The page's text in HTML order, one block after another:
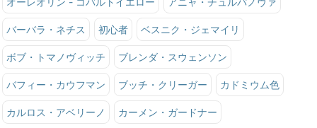
バーバラ・ネチス 初心者 ベスニク・ジェマイリ
ボブ・トマノヴィッチ ブレンダ・スウェンソン
バフィー・カウフマン ブッチ・クリーガー カドミウム色
カルロス・アベリーノ カーメン・ガードナー